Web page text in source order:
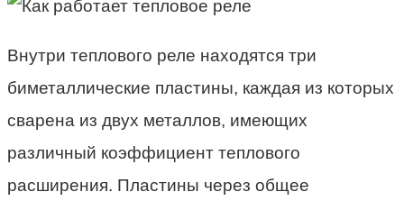
Внутри теплового реле находятся три
биметаллические пластины, каждая из которых
сварена из двух металлов, имеющих
различный коэффициент теплового
расширения. Пластины через общее